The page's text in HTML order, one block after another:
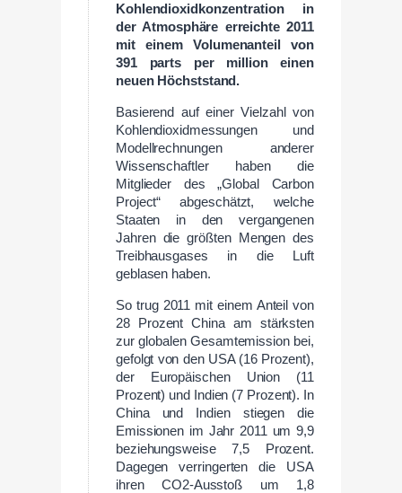
Kohlendioxidkonzentration in
der Atmosphäre erreichte 2011
mit einem Volumenanteil von
391 parts per million einen
neuen Höchststand.
Basierend auf einer Vielzahl von
Kohlendioxidmessungen und
Modellrechnungen anderer
Wissenschaftler haben die
Mitglieder des „Global Carbon
Project“ abgeschätzt, welche
Staaten in den vergangenen
Jahren die größten Mengen des
Treibhausgases in die Luft
geblasen haben.
So trug 2011 mit einem Anteil von
28 Prozent China am stärksten
zur globalen Gesamtemission bei,
gefolgt von den USA (16 Prozent),
der Europäischen Union (11
Prozent) und Indien (7 Prozent). In
China und Indien stiegen die
Emissionen im Jahr 2011 um 9,9
beziehungsweise 7,5 Prozent.
Dagegen verringerten die USA
ihren CO2-Ausstoß um 1,8